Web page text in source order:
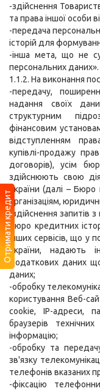
-здійснення
та права іншої особи
-передача
історій для
-інша мета, що не
персональних даних».
1.1.2. На виконання
-передачу,
надання своїх
структурним
фінансовим
відступленням
купівлі-продажу
договорів), усім
здійснюють свою
України (далі – Бюро
організаціям,
-здійснення запитів
Бюро кредитних
інших сервісів, що у
України, надають
додаткових даних
даних;
-обробку
користування Веб-
cookie, IP-адреси,
браузерів
інформацію;
-обробку та
зв'язку
телефонів вказаних
-фіксацію
Отримати кредит